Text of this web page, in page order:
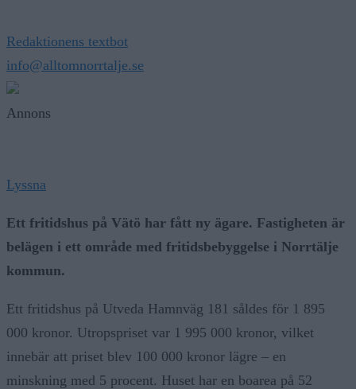
Redaktionens textbot
info@alltomnorrtalje.se
Annons
Lyssna
Ett fritidshus på Vätö har fått ny ägare. Fastigheten är
belägen i ett område med fritidsbebyggelse i Norrtälje
kommun.
Ett fritidshus på Utveda Hamnväg 181 såldes för 1 895
000 kronor. Utropspriset var 1 995 000 kronor, vilket
innebär att priset blev 100 000 kronor lägre – en
minskning med 5 procent. Huset har en boarea på 52